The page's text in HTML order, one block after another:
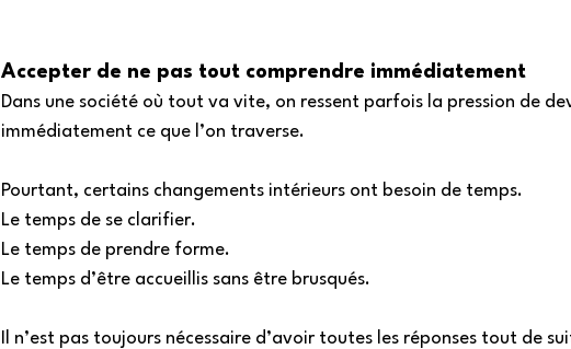
Accepter de ne pas tout comprendre immédiatement
Dans une société où tout va vite, on ressent parfois la pression de
immédiatement ce que l’on traverse.
Pourtant, certains changements intérieurs ont besoin de temps.
Le temps de se clarifier.
Le temps de prendre forme.
Le temps d’être accueillis sans être brusqués.
Il n’est pas toujours nécessaire d’avoir toutes les réponses tout de